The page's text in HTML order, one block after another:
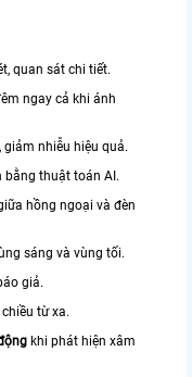
quan sát chi tiết.
ngay cả khi ánh
nhiễu hiệu quả.
thuật toán AI.
hồng ngoại và đèn
sáng và vùng tối.
giả.
từ xa.
khi phát hiện xâm